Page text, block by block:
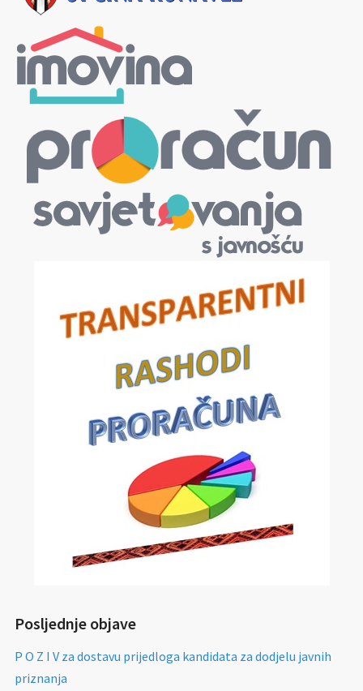
Posljednje objave
P O Z I V za dostavu prijedloga kandidata za dodjelu javnih
priznanja